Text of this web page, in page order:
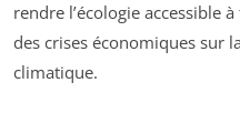
rendre l’écologie accessible
des crises économiques sur
climatique.